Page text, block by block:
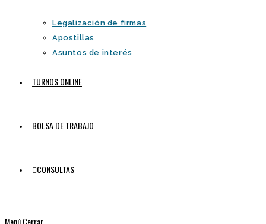
Legalización de firmas
Apostillas
Asuntos de interés
TURNOS ONLINE
BOLSA DE TRABAJO
CONSULTAS
MenúCerrar